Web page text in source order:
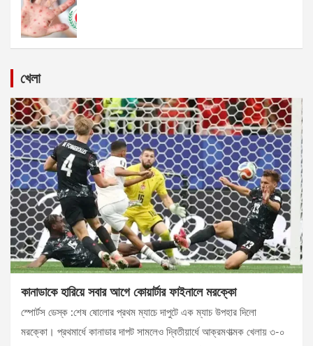
খেলা
কানাডাকে হারিয়ে সবার আগে কোয়ার্টার ফাইনালে মরক্কো
স্পোর্টস ডেস্ক :শেষ ষোলোর প্রথম ম্যাচে দাপুটে এক ম্যাচ উপহার দিলো
মরক্কো। প্রথমার্ধে কানাডার দাপট সামলেও দ্বিতীয়ার্ধে আক্রমণাত্মক খেলায় ৩-০